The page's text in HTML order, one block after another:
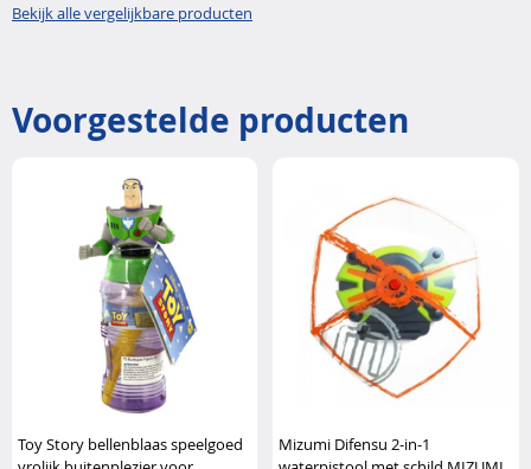
Bekijk alle vergelijkbare producten
Voorgestelde producten
Toy Story bellenblaas speelgoed
Mizumi Difensu 2-in-1